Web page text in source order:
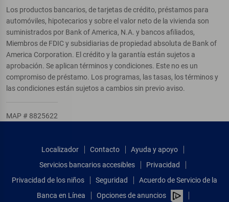
Los productos bancarios, de tarjetas de crédito, préstamos para
automóviles, hipotecarios y sobre el valor neto de la vivienda son
suministrados por Bank of America, N.A. y bancos afiliados,
Miembros de FDIC y subsidiarias de propiedad absoluta de Bank of
America Corporation. El crédito y la garantía están sujetos a
aprobación. Se aplican términos y condiciones. Este no es un
compromiso de préstamo. Los programas, las tasas, los términos y
las condiciones están sujetos a cambios sin previo aviso.
MAP # 8825622
Localizador Contacto
Ayuda y apoyo
Servicios bancarios accesibles
Privacidad
Privacidad de los niños
Seguridad
Acuerdo de Servicio de la
Banca en Línea
Opciones de anuncios